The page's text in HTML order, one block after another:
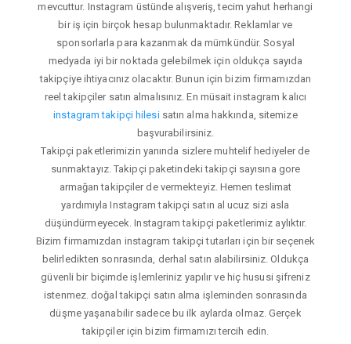
mevcuttur. Instagram üstünde alışveriş, tecim yahut herhangi
bir iş için birçok hesap bulunmaktadır. Reklamlar ve
sponsorlarla para kazanmak da mümkündür. Sosyal
medyada iyi bir noktada gelebilmek için oldukça sayıda
takipçiye ihtiyacınız olacaktır. Bunun için bizim firmamızdan
reel takipçiler satın almalısınız. En müsait instagram kalıcı
instagram takipçi hilesisatın alma hakkında, sitemize
başvurabilirsiniz.
Takipçi paketlerimizin yanında sizlere muhtelif hediyeler de
sunmaktayız. Takipçi paketindeki takipçi sayısına gore
armağan takipçiler de vermekteyiz. Hemen teslimat
yardımıyla Instagram takipçi satın al ucuz sizi asla
düşündürmeyecek. Instagram takipçi paketlerimiz aylıktır.
Bizim firmamızdan instagram takipçi tutarları için bir seçenek
belirledikten sonrasında, derhal satın alabilirsiniz. Oldukça
güvenli bir biçimde işlemleriniz yapılır ve hiç hususi şifreniz
istenmez. doğal takipçi satın alma işleminden sonrasında
düşme yaşanabilir sadece bu ilk aylarda olmaz. Gerçek
takipçiler için bizim firmamızı tercih edin.